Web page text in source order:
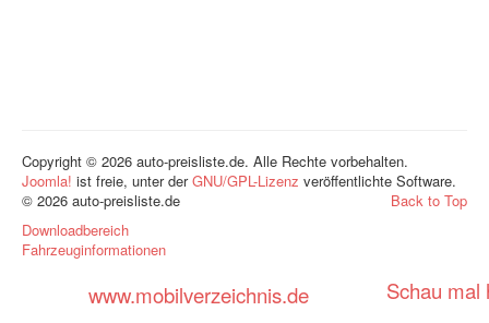
Copyright © 2026 auto-preisliste.de. Alle Rechte vorbehalten.
Joomla! ist freie, unter derGNU/GPL-Lizenz veröffentlichte Software.
Back to Top
© 2026 auto-preisliste.de
Downloadbereich
Fahrzeuginformationen
www.mobilverzeichnis.de Schau mal